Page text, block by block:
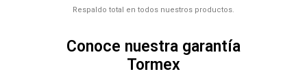
Respaldo total en todos nuestros productos.
Conoce nuestra garantía
Tormex